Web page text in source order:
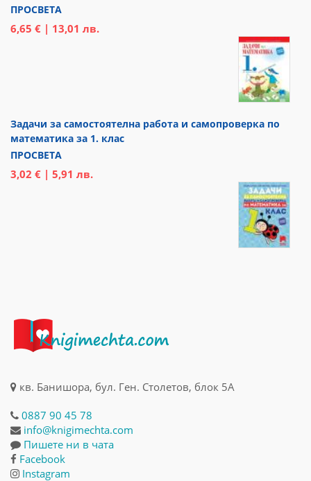
ПРОСВЕТА
6,65 € | 13,01 лв.
Задачи за самостоятелна работа и самопроверка по
математика за 1. клас
ПРОСВЕТА
3,02 € | 5,91 лв.
кв. Банишора, бул. Ген. Столетов, блок 5А
0887 90 45 78
info@knigimechta.com
Пишете ни в чата
Facebook
Instagram